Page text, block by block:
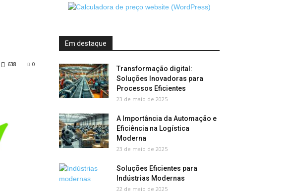
0
638
Em destaque
Transformação digital:
Soluções Inovadoras para
Processos Eficientes
23 de maio de 2025
A Importância da Automação e
Eficiência na Logística
Moderna
23 de maio de 2025
Soluções Eficientes para
Indústrias Modernas
22 de maio de 2025